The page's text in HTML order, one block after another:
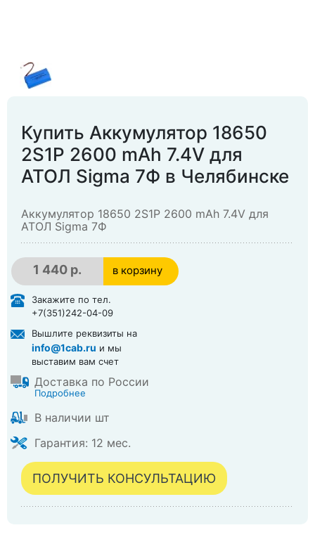
Купить Аккумулятор 18650
2S1P 2600 mAh 7.4V для
АТОЛ Sigma 7Ф в Челябинске
Аккумулятор 18650 2S1P 2600 mAh 7.4V для
АТОЛ Sigma 7Ф
1 440 р. в корзину
Закажите по тел.
+7(351)242-04-09
Вышлите реквизиты на
info@1cab.ru и мы
выставим вам счет
Доставка по России
Подробнее
В наличии шт
Гарантия: 12 мес.
ПОЛУЧИТЬ КОНСУЛЬТАЦИЮ